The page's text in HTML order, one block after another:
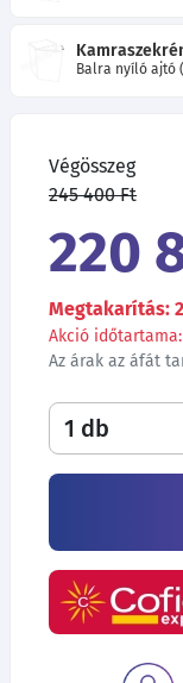
Balra nyíló ajtó
Végösszeg
245 400 Ft
220
Megtakarítás:
Akció időtartama:
Az árak az áfát